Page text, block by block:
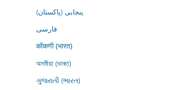
پنجابی (پاکستان)
فارسى
कोंकणी (भारत)
অসমীয়া (ভাৰত)
ગુજરાતી (ભારત)